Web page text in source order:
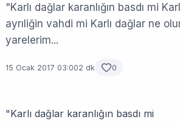
"Karlı dağlar karanlığın basdı mi
ayrıliğin vahdi mi Karlı dağlar ne
yarelerim...
15 Ocak 2017 03:002 dk 0
"Karlı dağlar karanlığın basdı mi